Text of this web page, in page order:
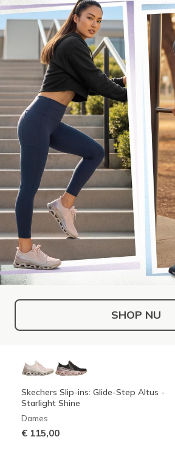
SHOP NU
Skechers Slip-ins: Glide-Step Altus -
Starlight Shine
Dames
€ 115,00